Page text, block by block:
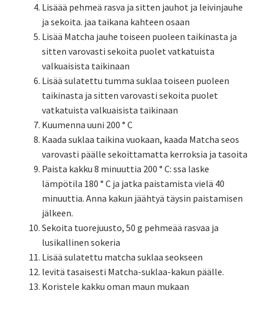
Lisäää pehmeä rasva ja sitten jauhot ja leivinjauhe
ja sekoita. jaa taikana kahteen osaan
Lisää Matcha jauhe toiseen puoleen taikinasta ja
sitten varovasti sekoita puolet vatkatuista
valkuaisista taikinaan
Lisää sulatettu tumma suklaa toiseen puoleen
taikinasta ja sitten varovasti sekoita puolet
vatkatuista valkuaisista taikinaan
Kuumenna uuni 200 ° C
Kaada suklaa taikina vuokaan, kaada Matcha seos
varovasti päälle sekoittamatta kerroksia ja tasoita
Paista kakku 8 minuuttia 200 ° C: ssa laske
lämpötila 180 ° C ja jatka paistamista vielä 40
minuuttia. Anna kakun jäähtyä täysin paistamisen
jälkeen.
Sekoita tuorejuusto, 50 g pehmeää rasvaa ja
lusikallinen sokeria
Lisää sulatettu matcha suklaa seokseen
levitä tasaisesti Matcha-suklaa-kakun päälle.
Koristele kakku oman maun mukaan